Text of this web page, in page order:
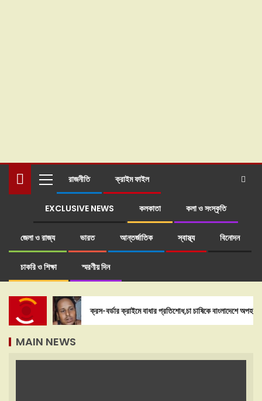
রাজনীতি ক্রাইম ফাইল
EXCLUSIVE NEWS কলকাতা কলা ও সংস্কৃতি
জেলা ও রাজ্য ভারত আন্তর্জাতিক স্বাস্থ্য বিনোদন
চাকরি ও শিক্ষা স্মরণীয় দিন
ক্রস-বর্ডার ক্রাইমে বাধার প্রতিশোধ,চা চাষিকে বাংলাদেশে অপহরণ
MAIN NEWS